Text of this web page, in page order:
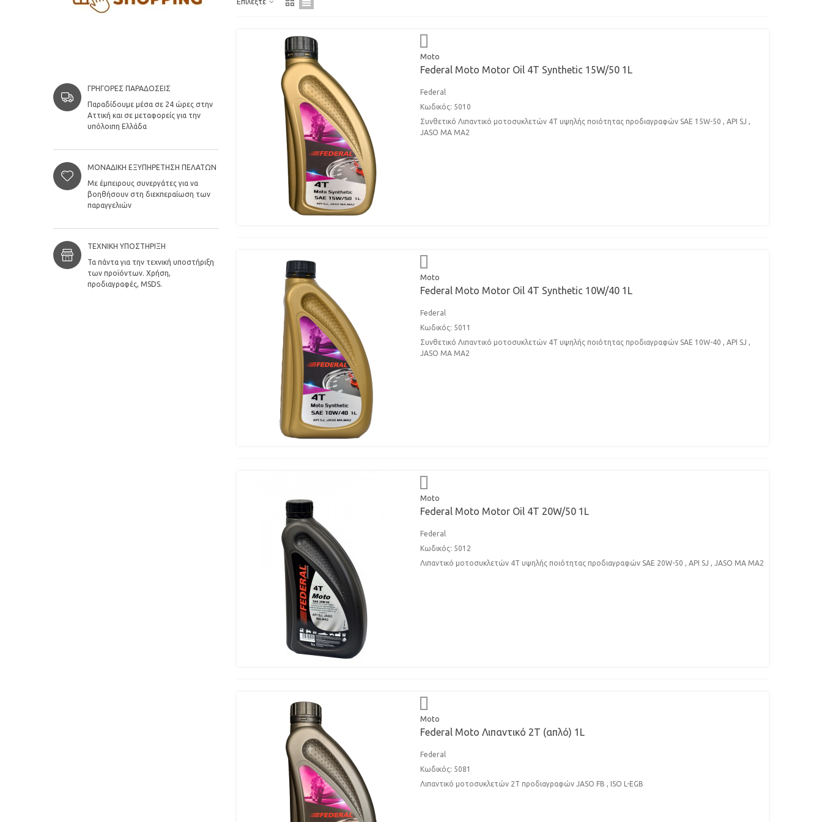
ΓΡΉΓΟΡΕΣ ΠΑΡΑΔΌΣΕΙΣ
Παραδίδουμε μέσα σε 24 ώρες στην
Αττική και σε μεταφορείς για την
υπόλοιπη Ελλάδα
ΜΟΝΑΔΙΚΉ ΕΞΥΠΗΡΈΤΗΣΗ ΠΕΛΑΤΏΝ
Με έμπειρους συνεργάτες για να
βοηθήσουν στη διεκπεραίωση των
παραγγελιών
ΤΕΧΝΙΚΉ ΥΠΟΣΤΉΡΙΞΗ
Τα πάντα για την τεχνική υποστήριξη
των προϊόντων. Χρήση,
προδιαγραφές, MSDS.
Moto
Federal Moto Motor Oil 4T Synthetic 15W/50 1L
Federal
Κωδικός: 5010
Συνθετικό Λιπαντικό μοτοσυκλετών 4Τ υψηλής ποιότητας προδιαγραφών SAE 15W-50 , API SJ ,
JASO MA MA2
Moto
Federal Moto Motor Oil 4T Synthetic 10W/40 1L
Federal
Κωδικός: 5011
Συνθετικό Λιπαντικό μοτοσυκλετών 4Τ υψηλής ποιότητας προδιαγραφών SAE 10W-40 , API SJ ,
JASO MA MA2
Moto
Federal Moto Motor Oil 4T 20W/50 1L
Federal
Κωδικός: 5012
Λιπαντικό μοτοσυκλετών 4Τ υψηλής ποιότητας προδιαγραφών SAE 20W-50 , API SJ , JASO MA MA2
Moto
Federal Moto Λιπαντικό 2Τ (απλό) 1L
Federal
Κωδικός: 5081
Λιπαντικό μοτοσυκλετών 2Τ προδιαγραφών JASO FB , ISO L-EGB